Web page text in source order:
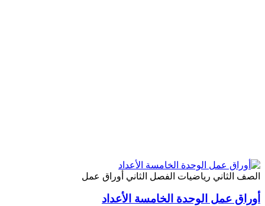
الصف الثاني رياضيات الفصل الثاني أوراق عمل
أوراق عمل الوحدة الخامسة الأعداد